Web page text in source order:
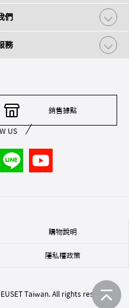
們
務
銷售據點
US
購物說明
隱私權政策
Taiwan. All rights reserved.